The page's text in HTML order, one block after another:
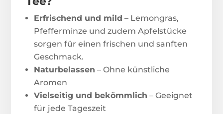
Erfrischend und mild – Lemongras,
Pfefferminze und zudem Apfelstücke
sorgen für einen frischen und sanften
Geschmack.
Naturbelassen – Ohne künstliche
Aromen
Vielseitig und bekömmlich – Geeignet
für jede Tageszeit